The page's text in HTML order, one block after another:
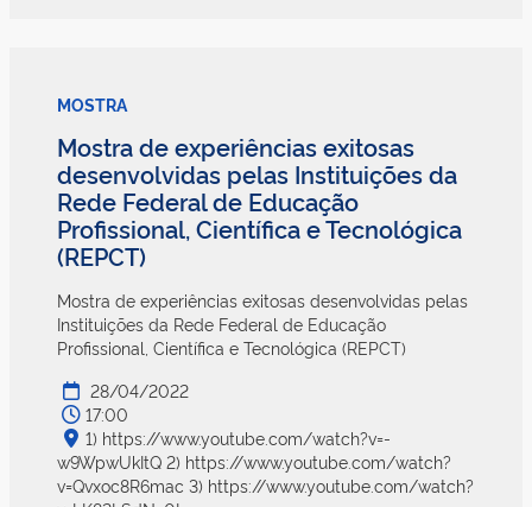
MOSTRA
Mostra de experiências exitosas
desenvolvidas pelas Instituições da
Rede Federal de Educação
Profissional, Científica e Tecnológica
(REPCT)
Mostra de experiências exitosas desenvolvidas pelas
Instituições da Rede Federal de Educação
Profissional, Científica e Tecnológica (REPCT)
28/04/2022
17:00
1) https://www.youtube.com/watch?v=-
w9WpwUkItQ 2) https://www.youtube.com/watch?
v=Qvxoc8R6mac 3) https://www.youtube.com/watch?